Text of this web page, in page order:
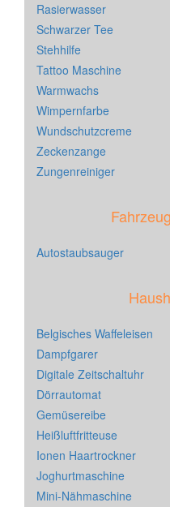
Rasierwasser
Schwarzer Tee
Stehhilfe
Tattoo Maschine
Warmwachs
Wimpernfarbe
Wundschutzcreme
Zeckenzange
Zungenreiniger
Autostaubsauger
Belgisches Waffeleisen
Dampfgarer
Digitale Zeitschaltuhr
Dörrautomat
Gemüsereibe
Heißluftfritteuse
Ionen Haartrockner
Joghurtmaschine
Mini-Nähmaschine